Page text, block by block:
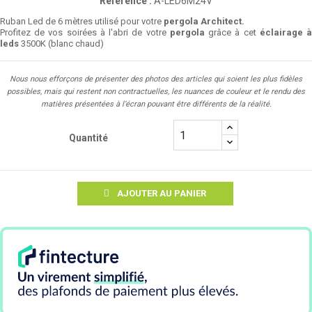
Ruban Led de 6 mètres utilisé pour votre pergola Architect.
Profitez de vos soirées à l'abri de votre pergola grâce à cet éclairage à
leds 3500K (blanc chaud)
Nous nous efforçons de présenter des photos des articles qui soient les plus fidèles
possibles, mais qui restent non contractuelles, les nuances de couleur et le rendu des
matières présentées à l’écran pouvant être différents de la réalité.
Quantité
AJOUTER AU PANIER